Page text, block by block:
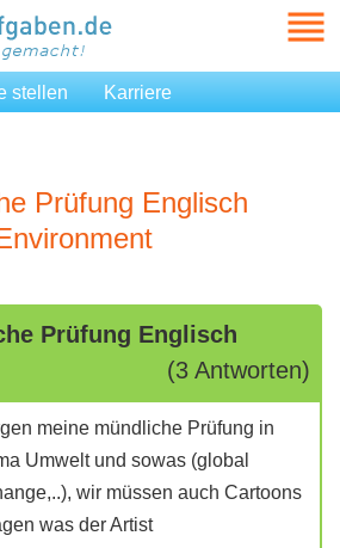
stellen Karriere
Prüfung Englisch
Prüfung Englisch
(3 Antworten)
meine mündliche Prüfung in
Umwelt und sowas (global
wir müssen auch Cartoons
was der Artist